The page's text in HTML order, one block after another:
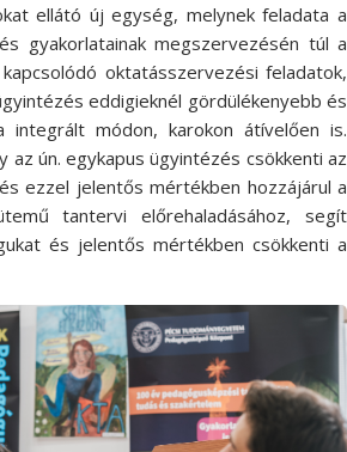
ellátó új egység, melynek feladata a
gyakorlatainak megszervezésén túl a
oktatásszervezési feladatok,
eddigieknél gördülékenyebb és
integrált módon, karokon átívelően is.
az ún. egykapus ügyintézés csökkenti az
ezzel jelentős mértékben hozzájárul a
tantervi előrehaladásához, segít
és jelentős mértékben csökkenti a